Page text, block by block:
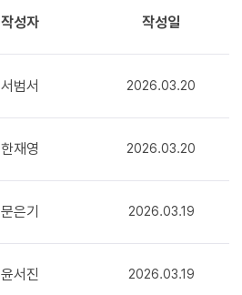
작성자 작성일
서범서 2026.03.20
한재영 2026.03.20
문은기 2026.03.19
윤서진 2026.03.19